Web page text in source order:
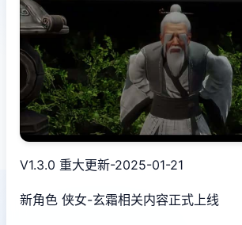
V1.3.0 重大更新-2025-01-21
新角色 侠女-玄霜相关内容正式上线